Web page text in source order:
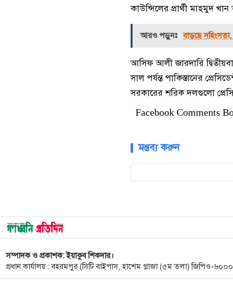
কাউন্সিলের প্রার্থী মাহমুদ
আরও পড়ুনঃ বাড়ছে
আসিফ আলী জারদারি
সাল পর্যন্ত পাকিস্তানের
সরকারের শরিক দলগুলো
Facebook Comments
মন্তব্য করুন
সম্পাদক ও প্রকাশক: ইয়াকুব শিকদার।
প্রধান কার্যালয় : বহরমপুর (সিটি বাইপাস, হাশেম প্লাজা (৫ম তলা) জিপিও-